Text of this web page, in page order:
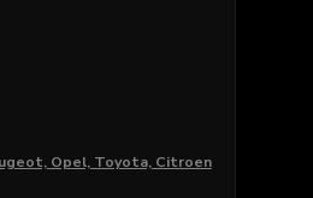
Opel, Toyota, Citroen